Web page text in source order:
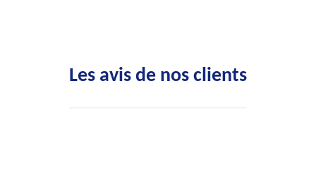
Les avis de nos clients